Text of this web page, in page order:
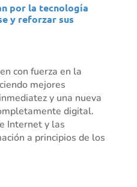
por la tecnología
y reforzar sus
con fuerza en la
mejores
y una nueva
digital.
Internet y las
a principios de los